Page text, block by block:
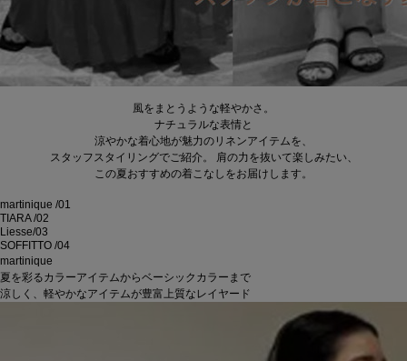
風をまとうような軽やかさ。
ナチュラルな表情と
涼やかな着心地が魅力のリネンアイテムを、
スタッフスタイリングでご紹介。 肩の力を抜いて楽しみたい、
この夏おすすめの着こなしをお届けします。
martinique /01
TIARA/02
Liesse/03
SOFFITTO /04
martinique
夏を彩るカラーアイテムからベーシックカラーまで
涼しく、軽やかなアイテムが豊富上質なレイヤード